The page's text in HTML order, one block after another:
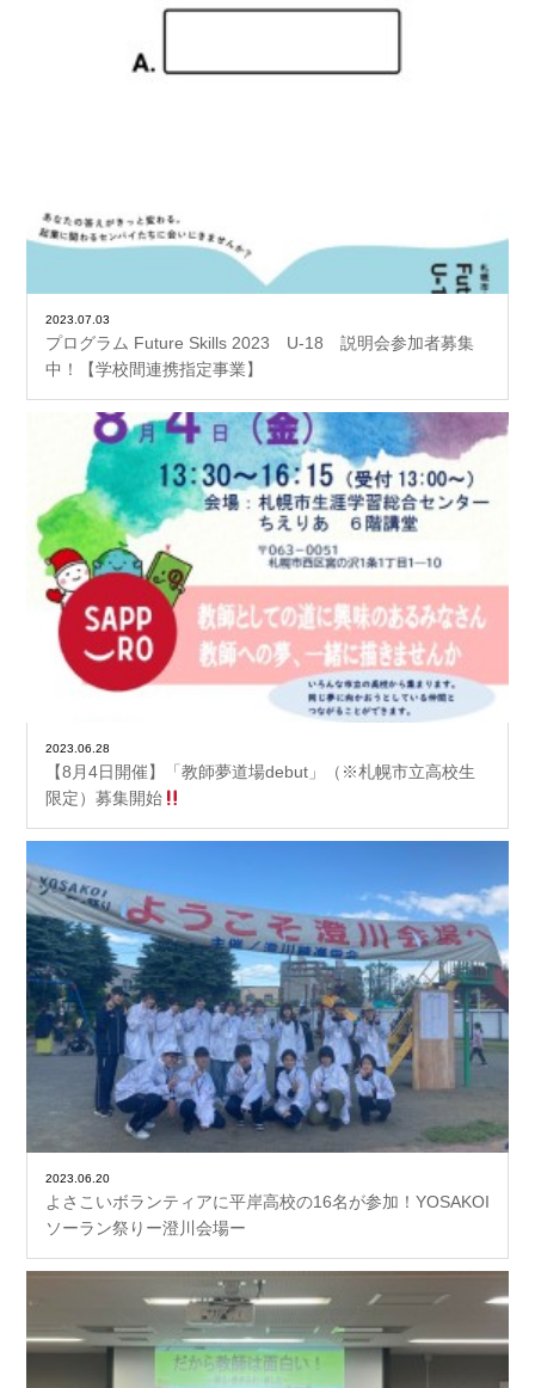
2023.07.03
プログラム Future Skills 2023 U-18 説明会参加者募集
中！【学校間連携指定事業】
2023.06.28
【8月4日開催】「教師夢道場debut」（※札幌市立高校生
限定）募集開始
2023.06.20
よさこいボランティアに平岸高校の16名が参加！YOSAKOI
ソーラン祭りー澄川会場ー